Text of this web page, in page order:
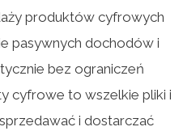
produktów cyfrowych
pasywnych dochodów i
bez ograniczeń
cyfrowe to wszelkie pliki i
i dostarczać